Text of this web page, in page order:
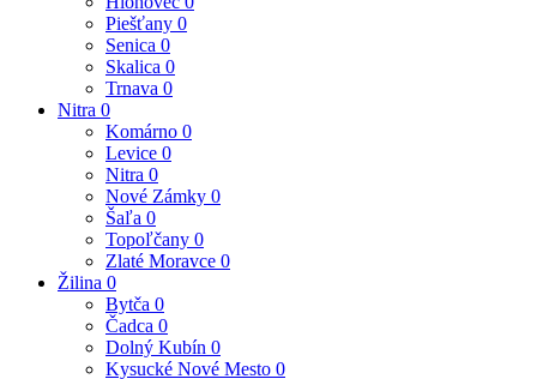
Piešťany 0
Senica 0
Skalica 0
Trnava 0
Nitra 0
Komárno 0
Levice 0
Nitra 0
Nové Zámky 0
Šaľa 0
Topoľčany 0
Zlaté Moravce 0
Žilina 0
Bytča 0
Čadca 0
Dolný Kubín 0
Kysucké Nové Mesto 0